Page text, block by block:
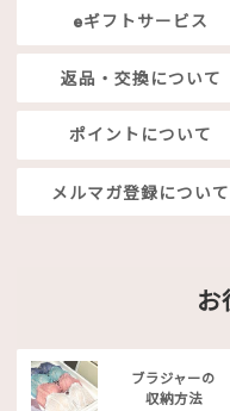
eギフトサービス
返品・交換について
ポイントについて
メルマガ登録について
ブラジャーの
収納方法